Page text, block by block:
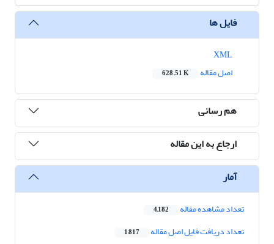
فایل ها
اصل مقاله
628.51 K
هم رسانی
ارجاع به این مقاله
آمار
تعداد مشاهده مقاله 4,182
تعداد دریافت فایل اصل مقاله 1,817